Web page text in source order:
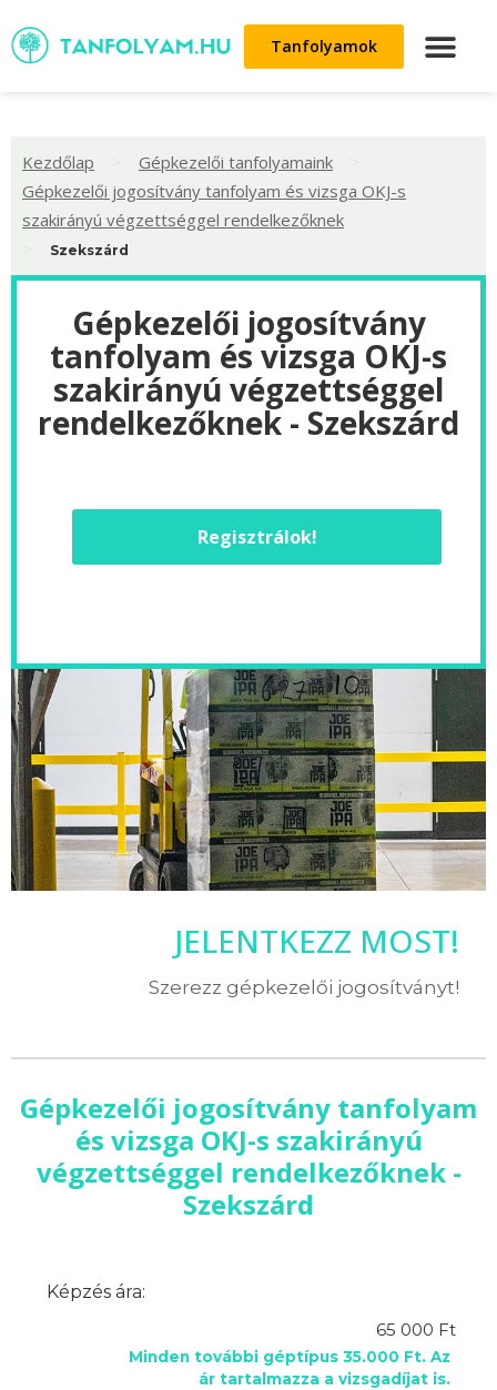
Tanfolyamok
Kezdőlap Gépkezelői tanfolyamaink
Gépkezelői jogosítvány tanfolyam és vizsga OKJ-s
szakirányú végzettséggel rendelkezőknek
Szekszárd
Gépkezelői jogosítvány
tanfolyam és vizsga OKJ-s
szakirányú végzettséggel
rendelkezőknek - Szekszárd
Regisztrálok!
JELENTKEZZ MOST!
Szerezz gépkezelői jogosítványt!
Gépkezelői jogosítvány tanfolyam
és vizsga OKJ-s szakirányú
végzettséggel rendelkezőknek -
Szekszárd
Képzés ára:
65 000 Ft
Minden további géptípus 35.000 Ft. Az
ár tartalmazza a vizsgadíjat is.